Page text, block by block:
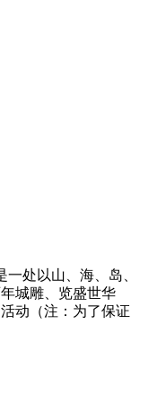
处以山、海、岛、
城雕、览盛世华
动（注：为了保证